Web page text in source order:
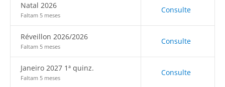
Natal 2026
Faltam 5 meses
Consulte
Réveillon 2026/2026
Faltam 5 meses
Consulte
Janeiro 2027 1ª quinz.
Faltam 5 meses
Consulte